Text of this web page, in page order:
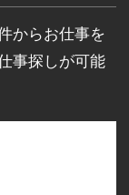
からお仕事を
事探しが可能